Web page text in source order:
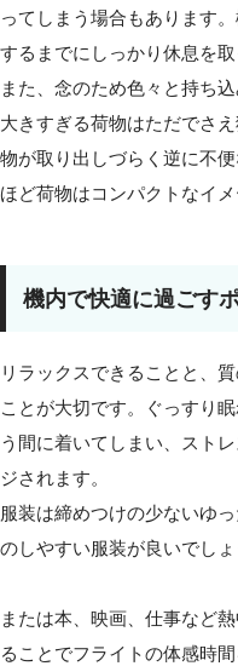
ってしまう場合もあります
するまでにしっかり休息を
また、念のため色々と持ち
大きすぎる荷物はただでさ
物が取り出しづらく逆に不
ほど荷物はコンパクトなイメ
機内で快適に過ごす
リラックスできることと、
ことが大切です。ぐっすり
う間に着いてしまい、スト
ジされます。
服装は締めつけの少ないゆ
のしやすい服装が良いでしょ
または本、映画、仕事など
ることでフライトの体感時